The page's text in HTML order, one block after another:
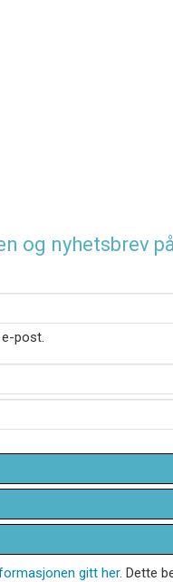
og nyhetsbrev
post.
gitt her. Dette